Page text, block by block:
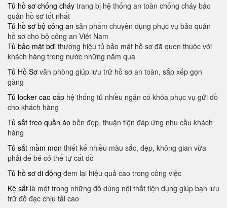
Tủ hồ sơ chống cháy trang bị hệ thống an toàn chống cháy bảo
quản hồ sơ tốt nhất
Tủ hồ sơ bộ công an sản phẩm chuyên dụng phục vụ bảo quản
hồ sơ cho bộ công an Việt Nam
Tủ bảo mật bdi thương hiệu tủ bảo mật hồ sơ đã quen thuộc với
khách hàng trong nước những năm qua
Tủ Hồ Sơ văn phòng giúp lưu trữ hồ sơ an toàn, sắp xếp gọn
gàng
Tủ locker cao cấp hệ thống tủ nhiều ngăn có khóa phục vụ gửi đồ
cho khách hàng
Tủ sắt treo quần áo bền đẹp, thuận tiện đáp ứng nhu cầu khách
hàng
Tủ sắt mầm mon thiết kế nhiều màu sắc, đẹp, không gian vừa
phải để bé có thể tự cất đồ
Tủ hồ sơ di động đem lại hiệu quả cao trong công việc
Kệ sắt là một trong những đồ dùng nội thất tiện dụng giúp bạn lưu
trữ đồ đạc chịu tải cao